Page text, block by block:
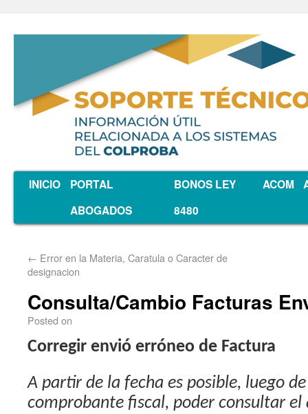
INICIO
PORTAL
ABOGADOS
BONOS LEY
8480
ACOM
← Error en la Materia, Caratula o Caracter de
designacion
Consulta/Cambio Facturas
Posted on
Corregir envió erróneo de Factura
A partir de la fecha es posible, luego
comprobante fiscal, poder consultar el